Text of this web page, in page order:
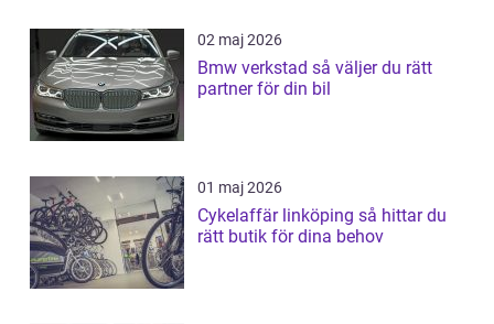
02 maj 2026
Bmw verkstad så väljer du rätt
partner för din bil
01 maj 2026
Cykelaffär linköping så hittar du
rätt butik för dina behov